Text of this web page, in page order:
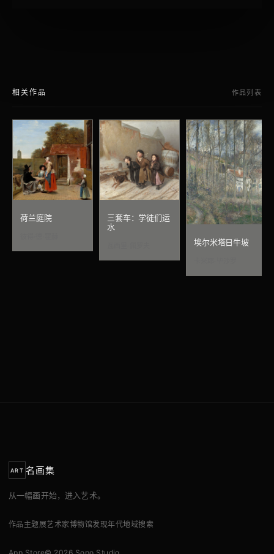
相关作品 作品列表
荷兰庭院
三套车：学徒们运
水
埃尔米塔日牛坡
ART 名画集
从一幅画开始，进入艺术。
作品 主题展艺术家博物馆发现年代地域搜索